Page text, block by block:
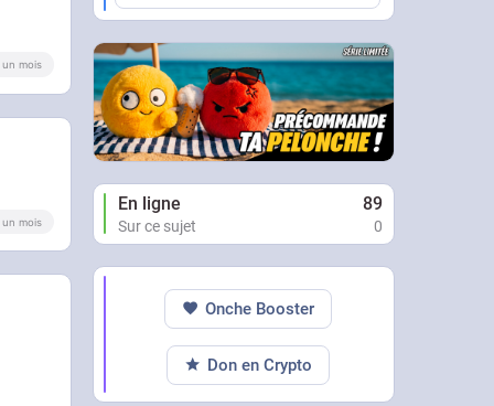
un mois
un mois
En ligne 89
Sur ce sujet 0
Onche Booster
Don en Crypto